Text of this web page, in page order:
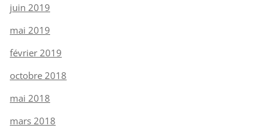
juin 2019
mai 2019
février 2019
octobre 2018
mai 2018
mars 2018